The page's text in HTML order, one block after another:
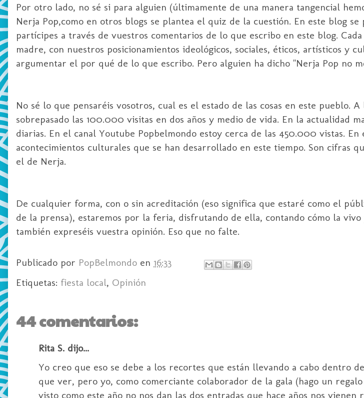
Por otro lado, no sé si para alguien (últimamente de una manera tangencial
Nerja Pop,como en otros blogs se plantea el quiz de la cuestión. En este blog
partícipes a través de vuestros comentarios de lo que escribo en este blog.
madre, con nuestros posicionamientos ideológicos, sociales, éticos, artísticos y
argumentar el por qué de lo que escribo. Pero alguien ha dicho "Nerja Pop no
No sé lo que pensaréis vosotros, cual es el estado de las cosas en este pueblo.
sobrepasado las 100.000 visitas en dos años y medio de vida. En la actualidad
diarias. En el canal Youtube Popbelmondo estoy cerca de las 450.000 vistas.
acontecimientos culturales que se han desarrollado en este tiempo. Son cifras
el de Nerja.
De cualquier forma, con o sin acreditación (eso significa que estaré como el
de la prensa), estaremos por la feria, disfrutando de ella, contando cómo la
también expreséis vuestra opinión. Eso que no falte.
Publicado por PopBelmondo en 16:33
Etiquetas: fiesta local, Opinión
44 comentarios:
Rita S. dijo...
Yo creo que eso se debe a los recortes que están llevando a cabo dentro
que ver, pero yo, como comerciante colaborador de la gala (hago un
visto como este año no nos dan las dos entradas que hace años nos